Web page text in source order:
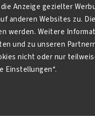
Anzeige gezielter
anderen Websites zu.
werden. Weitere
und zu unseren
nicht oder nur
Einstellungen“.